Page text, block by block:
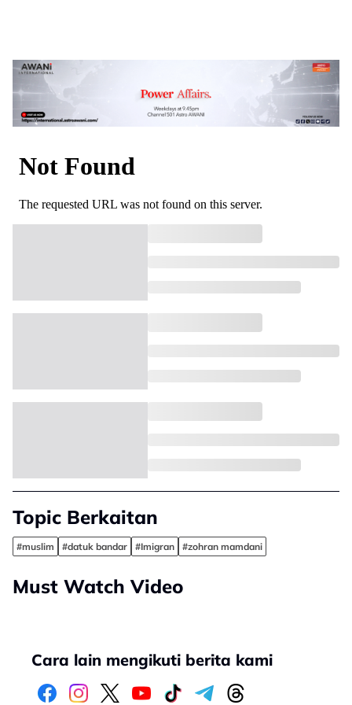
Topic Berkaitan
#muslim #datuk bandar #Imigran #zohran mamdani
Must Watch Video
Cara lain mengikuti berita kami